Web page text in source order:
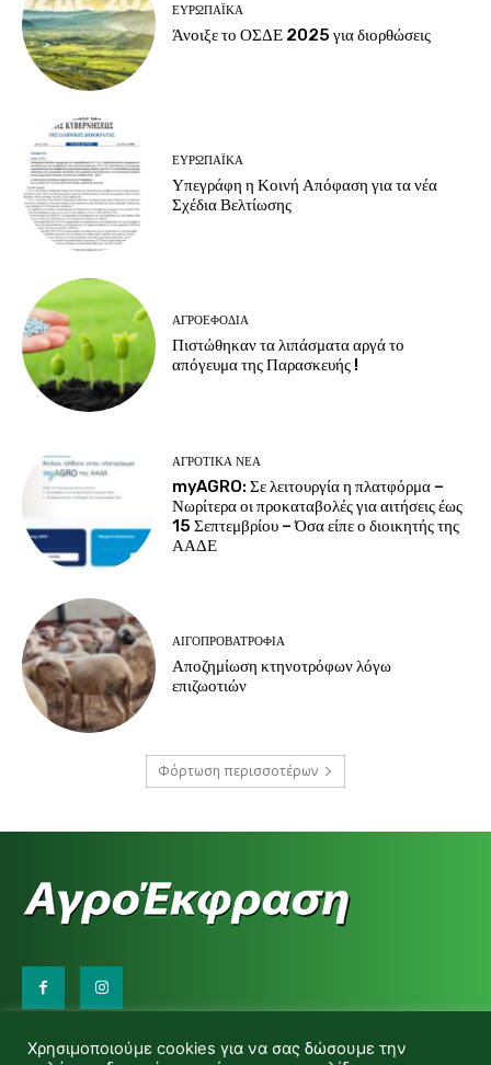
ΕΥΡΩΠΑΪΚΆ
Άνοιξε το ΟΣΔΕ 2025 για διορθώσεις
ΕΥΡΩΠΑΪΚΆ
Υπεγράφη η Κοινή Απόφαση για τα νέα
Σχέδια Βελτίωσης
ΑΓΡΟΕΦΌΔΙΑ
Πιστώθηκαν τα λιπάσματα αργά το
απόγευμα της Παρασκευής !
ΑΓΡΟΤΙΚΆ ΝΈΑ
myAGRO: Σε λειτουργία η πλατφόρμα –
Νωρίτερα οι προκαταβολές για αιτήσεις έως
15 Σεπτεμβρίου – Όσα είπε ο διοικητής της
ΑΑΔΕ
ΑΙΓΟΠΡΟΒΑΤΡΟΦΊΑ
Αποζημίωση κτηνοτρόφων λόγω
επιζωοτιών
Φόρτωση περισσοτέρων
d.makas@yahoo.gr
Χρησιμοποιούμε cookies για να σας δώσουμε την